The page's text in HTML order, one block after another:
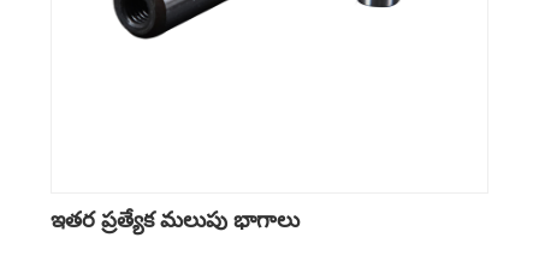
ఇతర ప్రత్యేక మలుపు భాగాలు